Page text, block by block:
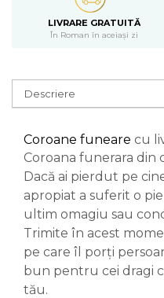
LIVRARE GRATUITĂ
În Roman în aceiași zi
Descriere
Coroane funeare cu
Coroana funerara din
Dacă ai pierdut pe
apropiat a suferit o
ultim omagiu sau
Trimite în acest
pe care îl porți
bun pentru cei dragi
tău.